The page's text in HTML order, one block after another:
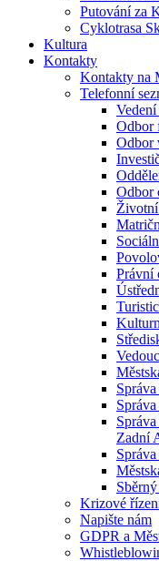
Putování za
Cyklotrasa
Kultura
Kontakty
Kontakty na
Telefonní
Vedení
Odbor
Odbor
Odbor
Právní
Zadní
Krizové
Napište nám
GDPR a